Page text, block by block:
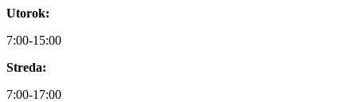
Utorok:
7:00-15:00
Streda:
7:00-17:00